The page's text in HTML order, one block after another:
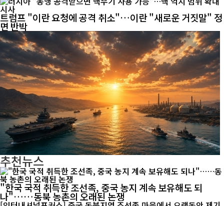
트럼프 "이란 요청에 공격 취소"…이란 "새로운 거짓말" 정
면 반박
추천뉴스
"한국 국적 취득한 조선족, 중국 농지 계속 보유해도 되
나"……동북 농촌의 오래된 논쟁